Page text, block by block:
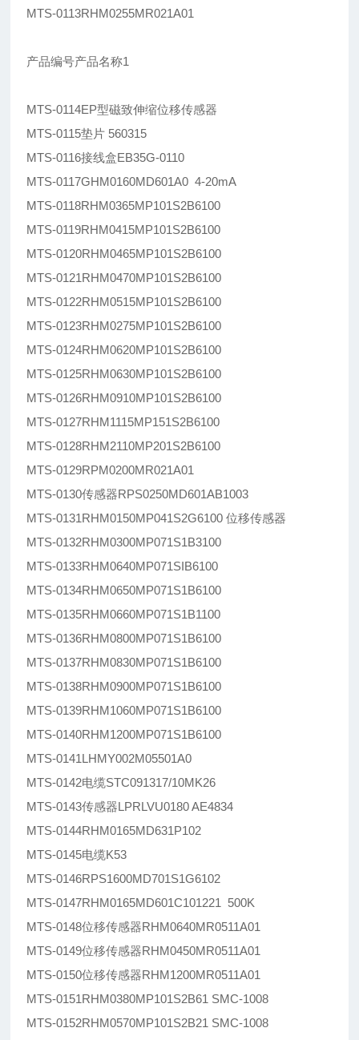
MTS-0113RHM0255MR021A01
产品编号产品名称1
MTS-0114EP型磁致伸缩位移传感器
MTS-0115垫片 560315
MTS-0116接线盒EB35G-0110
MTS-0117GHM0160MD601A0 4-20mA
MTS-0118RHM0365MP101S2B6100
MTS-0119RHM0415MP101S2B6100
MTS-0120RHM0465MP101S2B6100
MTS-0121RHM0470MP101S2B6100
MTS-0122RHM0515MP101S2B6100
MTS-0123RHM0275MP101S2B6100
MTS-0124RHM0620MP101S2B6100
MTS-0125RHM0630MP101S2B6100
MTS-0126RHM0910MP101S2B6100
MTS-0127RHM1115MP151S2B6100
MTS-0128RHM2110MP201S2B6100
MTS-0129RPM0200MR021A01
MTS-0130传感器RPS0250MD601AB1003
MTS-0131RHM0150MP041S2G6100 位移传感器
MTS-0132RHM0300MP071S1B3100
MTS-0133RHM0640MP071SIB6100
MTS-0134RHM0650MP071S1B6100
MTS-0135RHM0660MP071S1B1100
MTS-0136RHM0800MP071S1B6100
MTS-0137RHM0830MP071S1B6100
MTS-0138RHM0900MP071S1B6100
MTS-0139RHM1060MP071S1B6100
MTS-0140RHM1200MP071S1B6100
MTS-0141LHMY002M05501A0
MTS-0142电缆STC091317/10MK26
MTS-0143传感器LPRLVU0180 AE4834
MTS-0144RHM0165MD631P102
MTS-0145电缆K53
MTS-0146RPS1600MD701S1G6102
MTS-0147RHM0165MD601C101221 500K
MTS-0148位移传感器RHM0640MR0511A01
MTS-0149位移传感器RHM0450MR0511A01
MTS-0150位移传感器RHM1200MR0511A01
MTS-0151RHM0380MP101S2B61 SMC-1008
MTS-0152RHM0570MP101S2B21 SMC-1008